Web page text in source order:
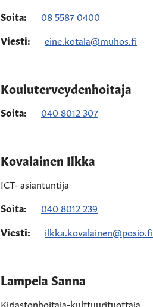
Soita:
08 5587 0400
Viesti:
eine.kotala@muhos.fi
Kouluterveydenhoitaja
Soita: 040 8012 307
Kovalainen Ilkka
ICT- asiantuntija
Soita:
040 8012 239
Viesti:
ilkka.kovalainen@posio.fi
Lampela Sanna
Kirjastonhoitaja-kulttuurituottaja